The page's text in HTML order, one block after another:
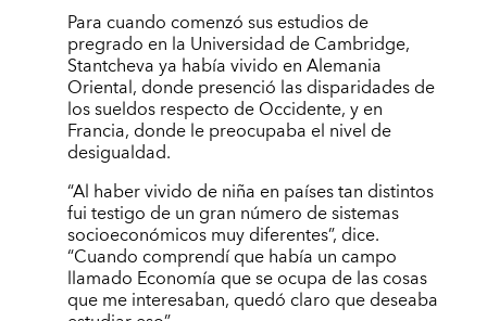
Para cuando comenzó sus estudios de
pregrado en la Universidad de Cambridge,
Stantcheva ya había vivido en Alemania
Oriental, donde presenció las disparidades de
los sueldos respecto de Occidente, y en
Francia, donde le preocupaba el nivel de
desigualdad.
“Al haber vivido de niña en países tan distintos
fui testigo de un gran número de sistemas
socioeconómicos muy diferentes”, dice.
“Cuando comprendí que había un campo
llamado Economía que se ocupa de las cosas
que me interesaban, quedó claro que deseaba